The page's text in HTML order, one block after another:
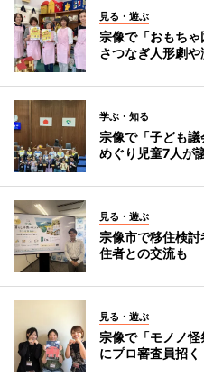
見る・遊ぶ
宗像で「おもち
さつなぎ人形劇
学ぶ・知る
宗像で「子ども
めぐり児童7人が
見る・遊ぶ
宗像市で移住検
住者との交流も
見る・遊ぶ
宗像で「モノノ
にプロ審査員招く